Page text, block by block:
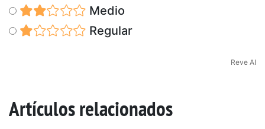
Medio
Regular
Reve AI
Artículos relacionados